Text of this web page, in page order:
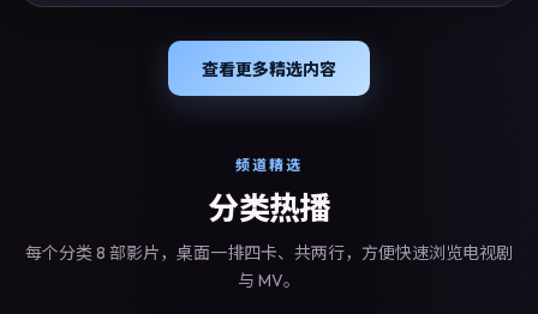
查看更多精选内容
频道精选
分类热播
每个分类 8 部影片，桌面一排四卡、共两行，方便快速浏览电视剧
与 MV。